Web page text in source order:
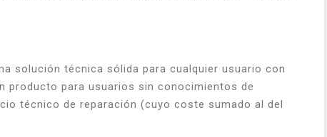
solución técnica sólida para cualquier usuario con
producto para usuarios sin conocimientos de
técnico de reparación (cuyo coste sumado al del